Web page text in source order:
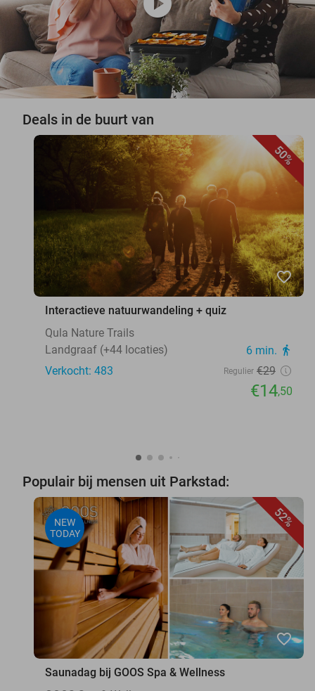
Deals in de buurt van
50%
favorite_border
Interactieve natuurwandeling + quiz
Qula Nature Trails
Landgraaf (+44 locaties)
6 min. directions_walk
Verkocht: 483 Regulier €29
€14,50
Populair bij mensen uit Parkstad:
52%
NEW
TODAY
favorite_border
Saunadag bij GOOS Spa & Wellness